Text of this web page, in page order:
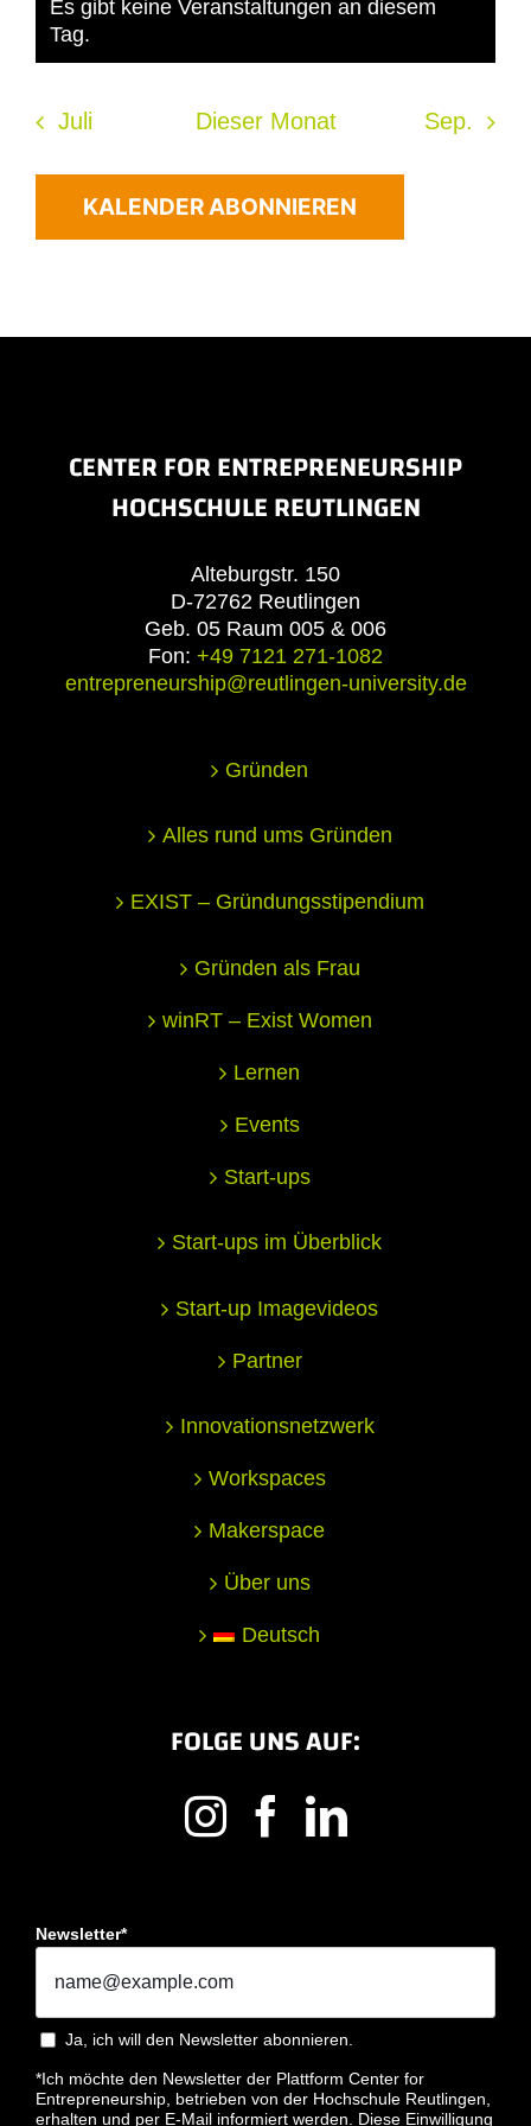
Hinweis
Es gibt keine Veranstaltungen an diesem
Tag.
Juli Dieser Monat Sep.
KALENDER ABONNIEREN
CENTER FOR ENTREPRENEURSHIP
HOCHSCHULE REUTLINGEN
Alteburgstr. 150
D-72762 Reutlingen
Geb. 05 Raum 005 & 006
Fon: +49 7121 271-1082
entrepreneurship@reutlingen-university.de
Gründen
Alles rund ums Gründen
EXIST – Gründungsstipendium
Gründen als Frau
winRT – Exist Women
Lernen
Events
Start-ups
Start-ups im Überblick
Start-up Imagevideos
Partner
Innovationsnetzwerk
Workspaces
Makerspace
Über uns
Deutsch
FOLGE UNS AUF:
Newsletter*
Ja, ich will den Newsletter abonnieren.
*Ich möchte den Newsletter der Plattform Center for
Entrepreneurship, betrieben von der Hochschule Reutlingen,
erhalten und per E-Mail informiert werden. Diese Einwilligung